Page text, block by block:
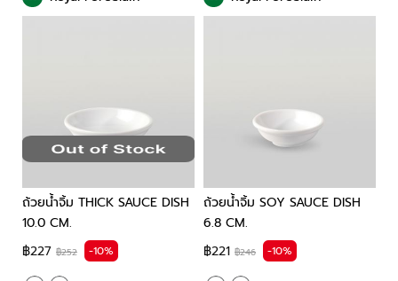
ถ้วยน้ำจิ้ม THICK SAUCE DISH
10.0 CM.
฿227 ฿252 -10%
ถ้วยน้ำจิ้ม SOY SAUCE DISH
6.8 CM.
฿221 ฿246 -10%